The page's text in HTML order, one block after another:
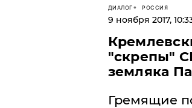
ДИАЛОГ РОССИЯ
9 ноября 2017,
"скрепы"
земляка
​Гремящие